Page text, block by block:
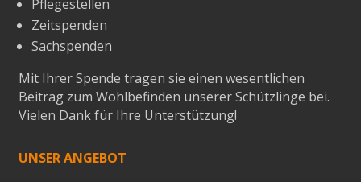
Pflegestellen
Zeitspenden
Sachspenden
Mit Ihrer Spende tragen sie einen wesentlichen
Beitrag zum Wohlbefinden unserer Schützlinge bei.
Vielen Dank für Ihre Unterstützung!
UNSER ANGEBOT